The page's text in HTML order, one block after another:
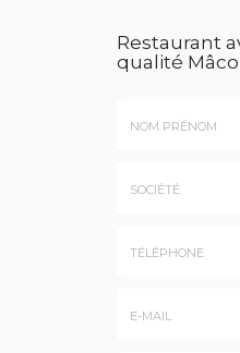
Restaurant
qualité